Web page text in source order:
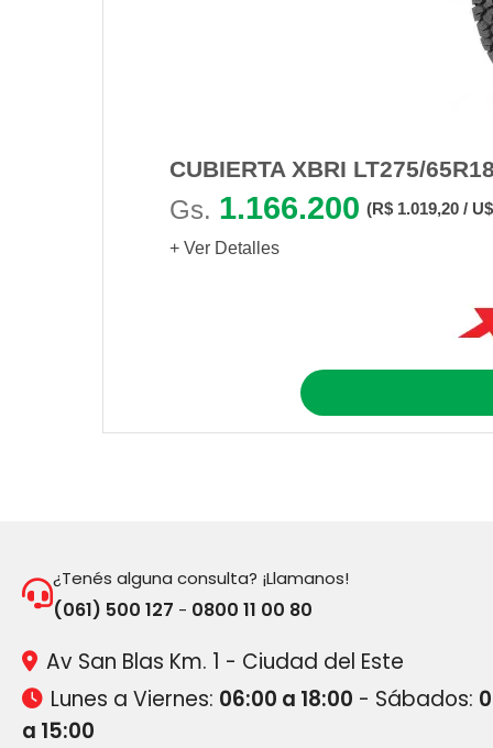
CUBIERTA XBRI LT275/
Gs. 1.166.200 (R$ 1.019,20 /
+ Ver Detalles
¿Tenés alguna consulta? ¡Llamanos!
(061) 500 127 - 0800 11 00 80
Av San Blas Km. 1 - Ciudad del Este
Lunes a Viernes: 06:00 a 18:00 - Sábados:
a 15:00